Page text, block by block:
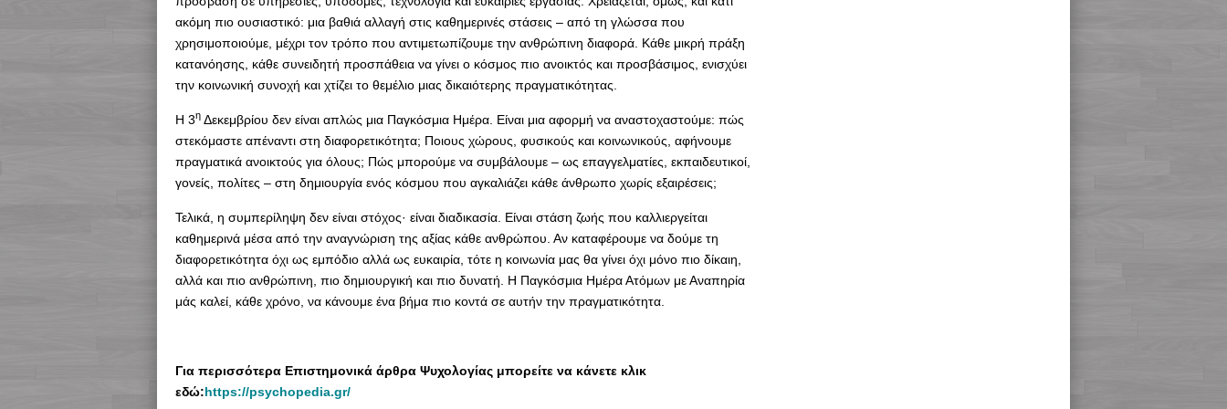
ακόμη πιο ουσιαστικό: μια βαθιά αλλαγή στις καθημερινές στάσεις – από τη γλώσσα που
χρησιμοποιούμε, μέχρι τον τρόπο που αντιμετωπίζουμε την ανθρώπινη διαφορά. Κάθε μικρή πράξη
κατανόησης, κάθε συνειδητή προσπάθεια να γίνει ο κόσμος πιο ανοικτός και προσβάσιμος, ενισχύει
την κοινωνική συνοχή και χτίζει το θεμέλιο μιας δικαιότερης πραγματικότητας.
Η 3η Δεκεμβρίου δεν είναι απλώς μια Παγκόσμια Ημέρα. Είναι μια αφορμή να αναστοχαστούμε: πώς
στεκόμαστε απέναντι στη διαφορετικότητα; Ποιους χώρους, φυσικούς και κοινωνικούς, αφήνουμε
πραγματικά ανοικτούς για όλους; Πώς μπορούμε να συμβάλουμε – ως επαγγελματίες, εκπαιδευτικοί,
γονείς, πολίτες – στη δημιουργία ενός κόσμου που αγκαλιάζει κάθε άνθρωπο χωρίς εξαιρέσεις;
Τελικά, η συμπερίληψη δεν είναι στόχος· είναι διαδικασία. Είναι στάση ζωής που καλλιεργείται
καθημερινά μέσα από την αναγνώριση της αξίας κάθε ανθρώπου. Αν καταφέρουμε να δούμε τη
διαφορετικότητα όχι ως εμπόδιο αλλά ως ευκαιρία, τότε η κοινωνία μας θα γίνει όχι μόνο πιο δίκαιη,
αλλά και πιο ανθρώπινη, πιο δημιουργική και πιο δυνατή. Η Παγκόσμια Ημέρα Ατόμων με Αναπηρία
μάς καλεί, κάθε χρόνο, να κάνουμε ένα βήμα πιο κοντά σε αυτήν την πραγματικότητα.
Για περισσότερα Επιστημονικά άρθρα Ψυχολογίας μπορείτε να κάνετε κλικ
εδώ:https://psychopedia.gr/